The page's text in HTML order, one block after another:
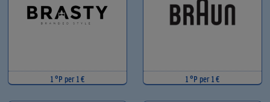
1 °P per 1 € 1 °P per 1 €